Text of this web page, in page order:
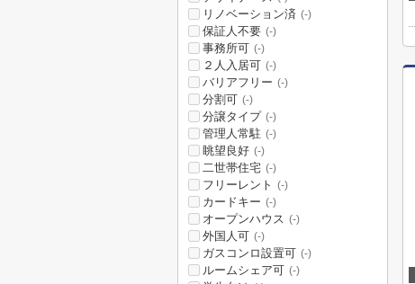
リノベーション済 (-)
保証人不要 (-)
事務所可 (-)
２人入居可 (-)
バリアフリー (-)
分割可 (-)
分譲タイプ (-)
管理人常駐 (-)
眺望良好 (-)
二世帯住宅 (-)
フリーレント (-)
カードキー (-)
オープンハウス (-)
外国人可 (-)
ガスコンロ設置可 (-)
ルームシェア可 (-)